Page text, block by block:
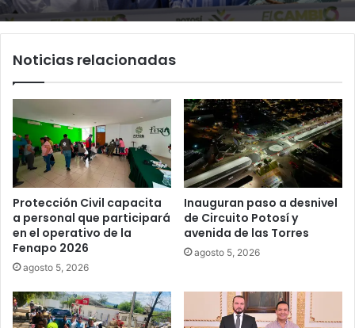
Noticias relacionadas
Protección Civil capacita
a personal que participará
en el operativo de la
Fenapo 2026
agosto 5, 2026
Inauguran paso a desnivel
de Circuito Potosí y
avenida de las Torres
agosto 5, 2026